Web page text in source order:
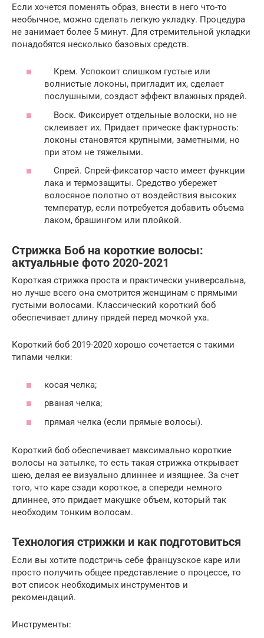
Если хочется поменять образ, внести в него что-то
необычное, можно сделать легкую укладку. Процедура
не занимает более 5 минут. Для стремительной укладки
понадобятся несколько базовых средств.
Крем. Успокоит слишком густые или
волнистые локоны, пригладит их, сделает
послушными, создаст эффект влажных прядей.
Воск. Фиксирует отдельные волоски, но не
склеивает их. Придает прическе фактурность:
локоны становятся крупными, заметными, но
при этом не тяжелыми.
Спрей. Спрей-фиксатор часто имеет функции
лака и термозащиты. Средство убережет
волосяное полотно от воздействия высоких
температур, если потребуется добавить объема
лаком, брашингом или плойкой.
Стрижка Боб на короткие волосы:
актуальные фото 2020-2021
Короткая стрижка проста и практически универсальна,
но лучше всего она смотрится женщинам с прямыми
густыми волосами. Классический короткий боб
обеспечивает длину прядей перед мочкой уха.
Короткий боб 2019-2020 хорошо сочетается с такими
типами челки:
косая челка;
рваная челка;
прямая челка (если прямые волосы).
Короткий боб обеспечивает максимально короткие
волосы на затылке, то есть такая стрижка открывает
шею, делая ее визуально длиннее и изящнее. За счет
того, что каре сзади короткое, а спереди немного
длиннее, это придает макушке объем, который так
необходим тонким волосам.
Технология стрижки и как подготовиться
Если вы хотите подстричь себе французское каре или
просто получить общее представление о процессе, то
вот список необходимых инструментов и
рекомендаций.
Инструменты: